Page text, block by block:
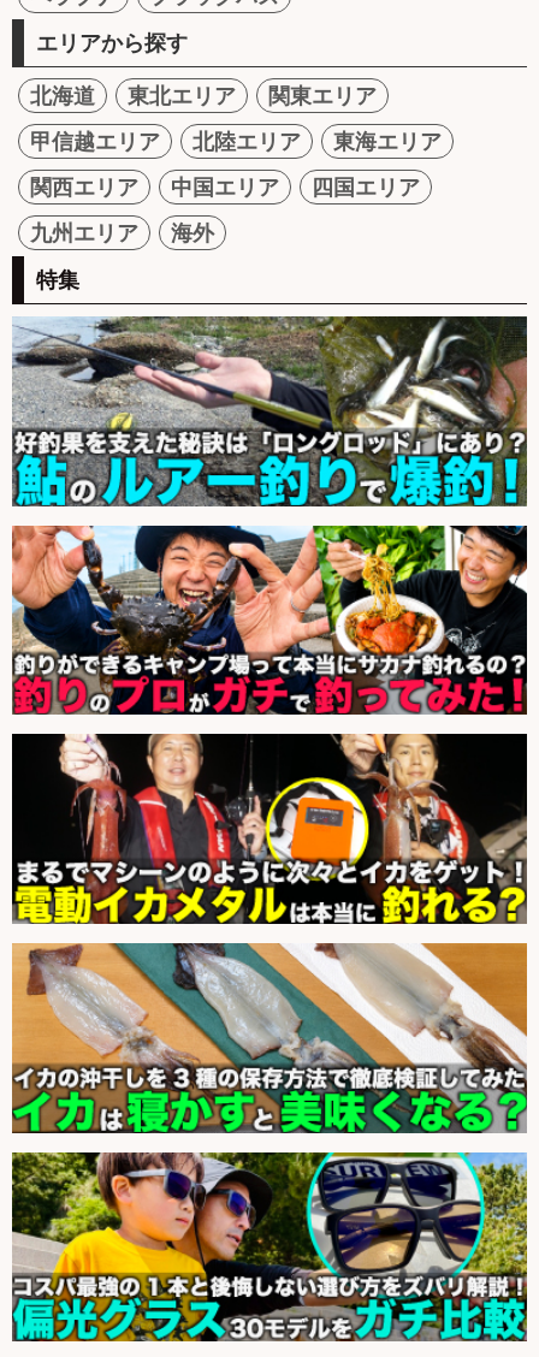
エリアから探す
北海道 東北エリア
関東エリア
甲信越エリア
北陸エリア
東海エリア
関西エリア
中国エリア
四国エリア
九州エリア
海外
特集